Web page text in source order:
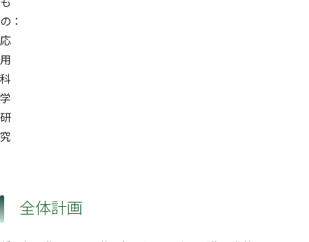
の：
応
用
科
学
研
究
全体計画